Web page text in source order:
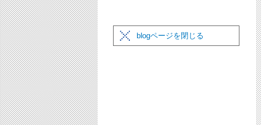
blogページを閉じる